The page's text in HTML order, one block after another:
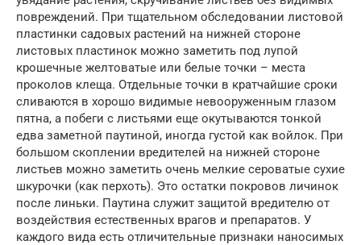
повреждений. При тщательном обследовании листовой
пластинки садовых растений на нижней стороне
листовых пластинок можно заметить под лупой
крошечные желтоватые или белые точки – места
проколов клеща. Отдельные точки в кратчайшие сроки
сливаются в хорошо видимые невооруженным глазом
пятна, а побеги с листьями еще окутываются тонкой
едва заметной паутиной, иногда густой как войлок. При
большом скоплении вредителей на нижней стороне
листьев можно заметить очень мелкие сероватые сухие
шкурочки (как перхоть). Это остатки покровов личинок
после линьки. Паутина служит защитой вредителю от
воздействия естественных врагов и препаратов. У
каждого вида есть отличительные признаки наносимых